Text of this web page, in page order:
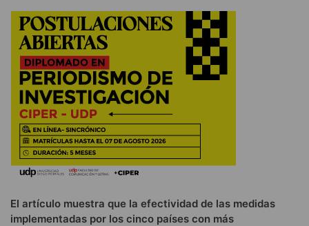
El artículo muestra que la efectividad de las medidas
implementadas por los cinco países con más